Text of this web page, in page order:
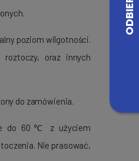
poziom wilgotności.
roztoczy, oraz innych
do zamówienia.
do 60℃ z użyciem
Nie prasować,